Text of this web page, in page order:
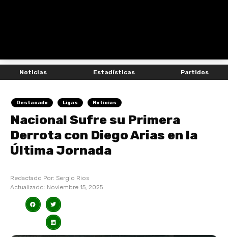
Noticias Estadísticas Partidos
Destacado Ligas Noticias
Nacional Sufre su Primera
Derrota con Diego Arias en la
Última Jornada
Redactado Por: Sergio Rios
Actualizado: Noviembre 15, 2025